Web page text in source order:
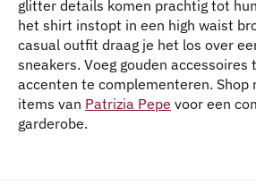
glitter details komen prachtig tot
het shirt instopt in een high waist
casual outfit draag je het los over
sneakers. Voeg gouden
accenten te complementeren. Shop
items van Patrizia Pepe voor een
garderobe.